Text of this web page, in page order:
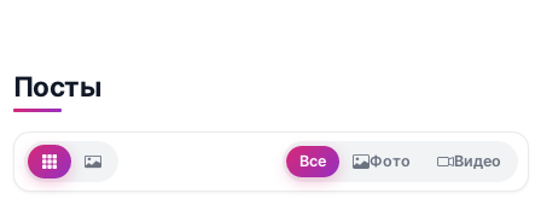
Посты
Все Фото Видео